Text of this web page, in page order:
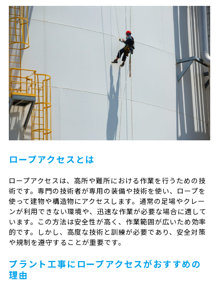
ロープアクセスとは
ロープアクセスは、高所や難所における作業を行うための技
術です。専門の技術者が専用の装備や技術を使い、ロープを
使って建物や構造物にアクセスします。通常の足場やクレー
ンが利用できない環境や、迅速な作業が必要な場合に適して
います。この方法は安全性が高く、作業範囲が広いため効率
的です。しかし、高度な技術と訓練が必要であり、安全対策
や規制を遵守することが重要です。
プラント工事にロープアクセスがおすすめの
理由